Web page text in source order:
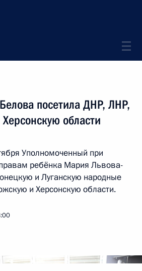
посетила ДНР, ЛНР,
области
Уполномоченный при
ребёнка Мария Львова-
и Луганскую народные
и Херсонскую области.